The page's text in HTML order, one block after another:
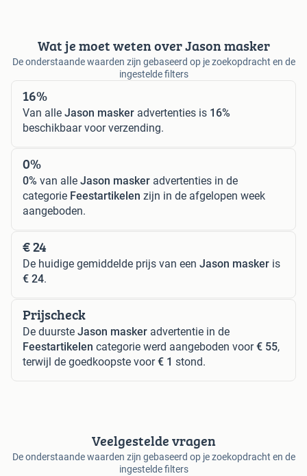
Wat je moet weten over Jason masker
De onderstaande waarden zijn gebaseerd op je zoekopdracht en de
ingestelde filters
16%
Van alle Jason masker advertenties is 16%
beschikbaar voor verzending.
0%
0% van alle Jason masker advertenties in de
categorie Feestartikelen zijn in de afgelopen week
aangeboden.
€ 24
De huidige gemiddelde prijs van een Jason masker is
€ 24.
Prijscheck
De duurste Jason masker advertentie in de
Feestartikelen categorie werd aangeboden voor€ 55,
terwijl de goedkoopste voor€ 1 stond.
Veelgestelde vragen
De onderstaande waarden zijn gebaseerd op je zoekopdracht en de
ingestelde filters